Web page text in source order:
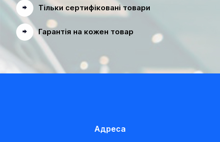
Тільки сертифіковані товари
Гарантія на кожен товар
Адреса